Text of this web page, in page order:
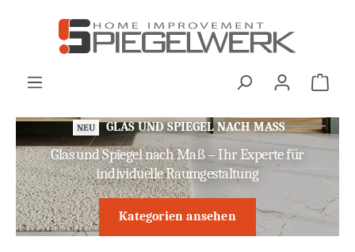
springen
NEU GLAS UND SPIEGEL NACH MASS
Glas und Spiegel nach Maß – Ihr Experte für
individuelle Raumgestaltung
Kategorien ansehen